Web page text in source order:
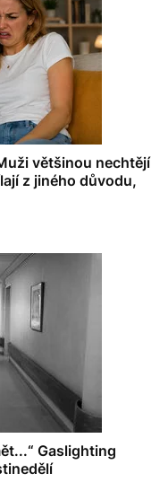
většinou nechtějí
z jiného důvodu,
Gaslighting